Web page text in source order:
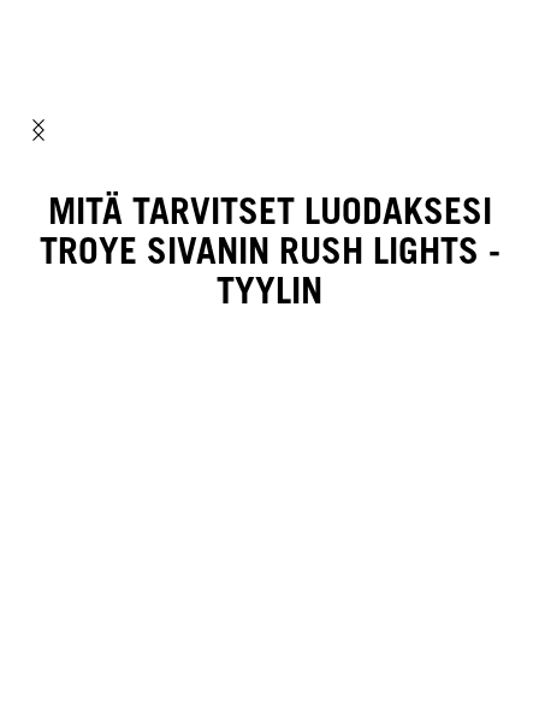
MITÄ TARVITSET LUODAKSESI
TROYE SIVANIN RUSH LIGHTS -
TYYLIN